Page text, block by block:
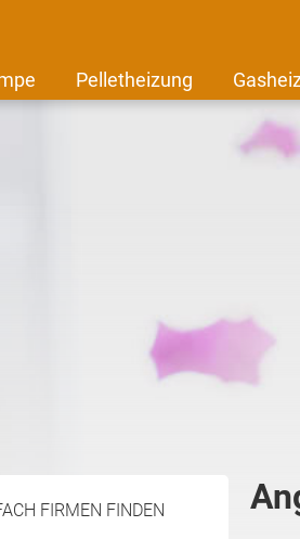
Pelletheizung
FIRMEN FINDEN